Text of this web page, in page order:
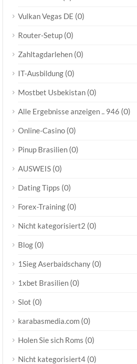
Vulkan Vegas DE (0)
Router-Setup (0)
Zahltagdarlehen (0)
IT-Ausbildung (0)
Mostbet Usbekistan (0)
Alle Ergebnisse anzeigen .. 946 (0)
Online-Casino (0)
Pinup Brasilien (0)
AUSWEIS (0)
Dating Tipps (0)
Forex-Training (0)
Nicht kategorisiert2 (0)
Blog (0)
1Sieg Aserbaidschany (0)
1xbet Brasilien (0)
Slot (0)
karabasmedia.com (0)
Holen Sie sich Roms (0)
Nicht kategorisiert4 (0)